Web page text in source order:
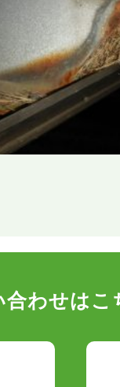
合わせはこ